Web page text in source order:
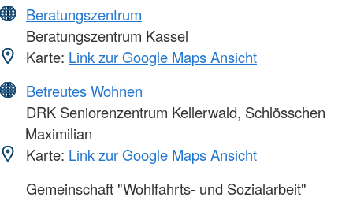
Beratungszentrum
Beratungszentrum Kassel
Karte: Link zur Google Maps Ansicht
Betreutes Wohnen
DRK Seniorenzentrum Kellerwald, Schlösschen
Maximilian
Karte: Link zur Google Maps Ansicht
Gemeinschaft "Wohlfahrts- und Sozialarbeit"